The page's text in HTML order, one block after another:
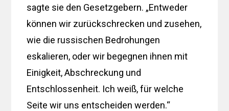
sagte sie den Gesetzgebern. „Entweder
können wir zurückschrecken und zusehen,
wie die russischen Bedrohungen
eskalieren, oder wir begegnen ihnen mit
Einigkeit, Abschreckung und
Entschlossenheit. Ich weiß, für welche
Seite wir uns entscheiden werden.“